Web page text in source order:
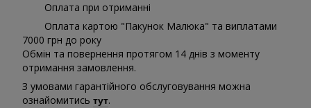
Оплата при отриманні
Оплата картою "Пакунок Малюка" та виплатами
7000 грн до року
Обмін та повернення протягом 14 днів з моменту
отримання замовлення.
З умовами гарантійного обслуговування можна
ознайомитись тут.